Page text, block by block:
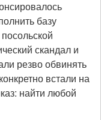
базу
скандал и
резво обвинять
встали на
найти любой